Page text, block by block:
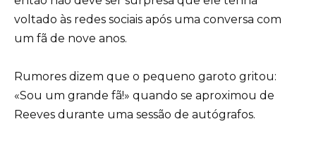
voltado às redes sociais após uma conversa com
um fã de nove anos.
Rumores dizem que o pequeno garoto gritou:
«Sou um grande fã!» quando se aproximou de
Reeves durante uma sessão de autógrafos.